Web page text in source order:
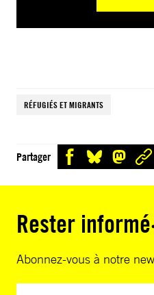
RÉFUGIÉS ET MIGRANTS
Partager
Rester
Abonnez-vous à notre